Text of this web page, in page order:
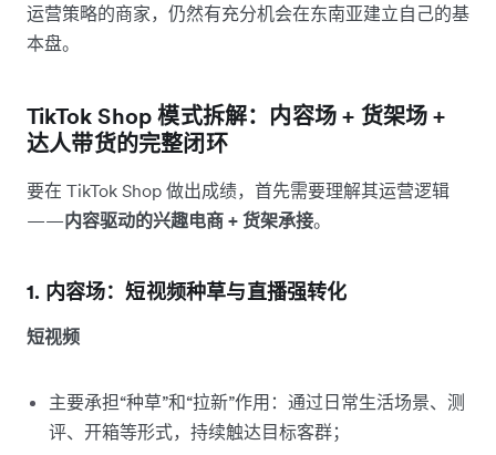
运营策略的商家，仍然有充分机会在东南亚建立自己的基
本盘。
TikTok Shop 模式拆解：内容场 + 货架场 +
达人带货的完整闭环
要在 TikTok Shop 做出成绩，首先需要理解其运营逻辑
——内容驱动的兴趣电商 + 货架承接。
1. 内容场：短视频种草与直播强转化
短视频
主要承担“种草”和“拉新”作用：通过日常生活场景、测
评、开箱等形式，持续触达目标客群；